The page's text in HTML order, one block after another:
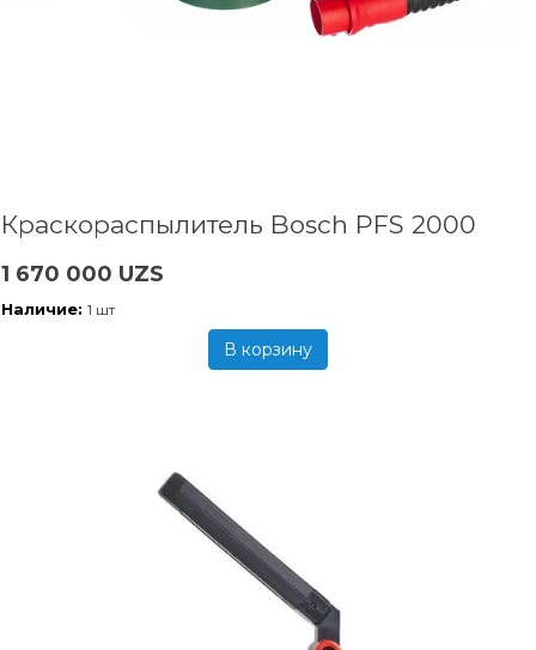
Краскораспылитель Bosch PFS 2000
1 670 000 UZS
Наличие: 1 шт
В корзину